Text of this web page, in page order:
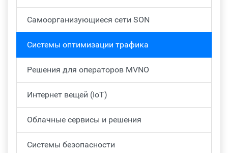
Самоорганизующиеся сети SON
Системы оптимизации трафика
Решения для операторов MVNO
Интернет вещей (IoT)
Облачные сервисы и решения
Системы безопасности